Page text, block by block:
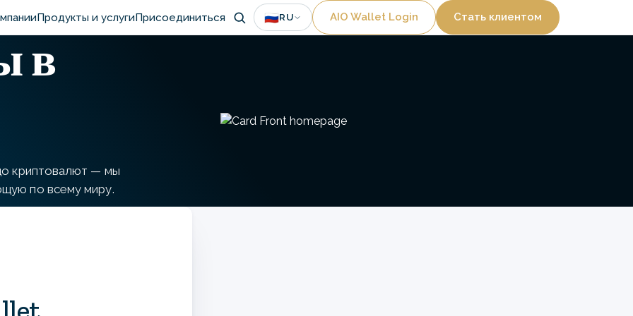
Продукты и услугиПрисоединиться 🇷🇺RU Utility
AIO Wallet Login Стать клиентом
в
криптовалют — мы
по всему миру.
Image